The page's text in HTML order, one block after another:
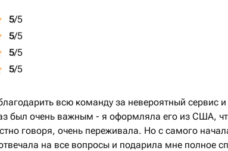
5/5
5/5
5/5
5/5
всю команду за невероятный сервис
был очень важным - я оформляла его из США,
говоря, очень переживала. Но с самого
на все вопросы и подарила мне полное